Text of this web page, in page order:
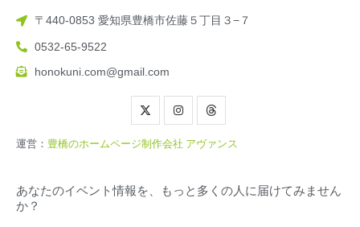
〒440-0853 愛知県豊橋市佐藤５丁目３−７
0532-65-9522
honokuni.com@gmail.com
運営： 豊橋のホームページ制作会社 アヴァンス
あなたのイベント情報を、もっと多くの人に届けてみません
か？